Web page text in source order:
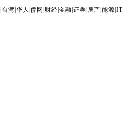
台湾 华人 侨网 财经 金融 证券 房产 能源 IT|